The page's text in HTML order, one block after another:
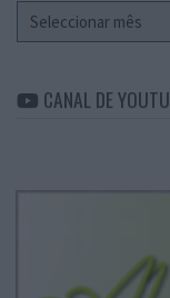
Arquivo
CANAL DE